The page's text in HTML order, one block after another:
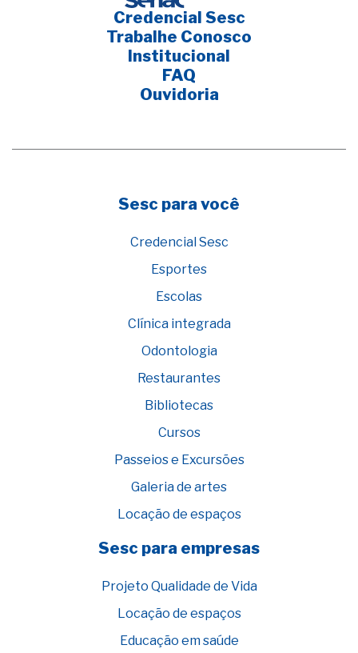
Credencial Sesc
Trabalhe Conosco
Institucional
FAQ
Ouvidoria
Sesc para você
Credencial Sesc
Esportes
Escolas
Clínica integrada
Odontologia
Restaurantes
Bibliotecas
Cursos
Passeios e Excursões
Galeria de artes
Locação de espaços
Sesc para empresas
Projeto Qualidade de Vida
Locação de espaços
Educação em saúde